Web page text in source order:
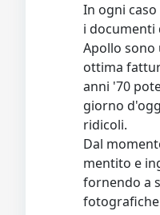
In ogni
i documenti
Apollo sono
ottima
anni '70
giorno
ridicoli.
Dal
mentito e
fornendo a